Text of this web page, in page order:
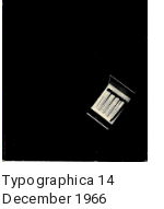
Typographica 14
December 1966